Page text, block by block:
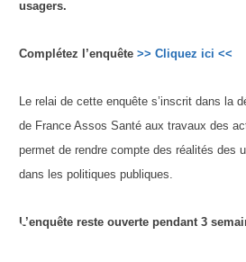
usagers.
Complétez l’enquête>> Cliquez ici <<
Le relai de cette enquête s’inscrit dans la
de France Assos Santé aux travaux des
permet de rendre compte des réalités des
dans les politiques publiques.
L’enquête reste ouverte pendant 3